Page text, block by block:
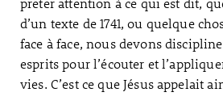
d’un texte de 1741, ou quelque
face à face, nous devons
esprits pour l’écouter et
vies. C’est ce que Jésus appelait